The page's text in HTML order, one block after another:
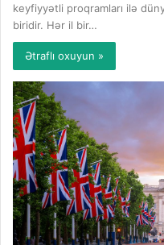
keyfiyyətli proqramları ilə
biridir. Hər il bir…
Ətraflı oxuyun »